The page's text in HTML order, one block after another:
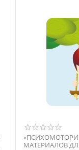
МАТЕРИАЛОВ